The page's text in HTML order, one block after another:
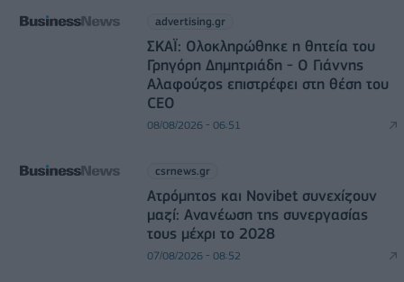
advertising.gr
ΣΚΑΪ: Ολοκληρώθηκε η θητεία του
Γρηγόρη Δημητριάδη - Ο Γιάννης
Αλαφούζος επιστρέφει στη θέση του
CEO
08/08/2026 - 06:51
csrnews.gr
Ατρόμητος και Novibet συνεχίζουν
μαζί: Ανανέωση της συνεργασίας
τους μέχρι το 2028
07/08/2026 - 08:52